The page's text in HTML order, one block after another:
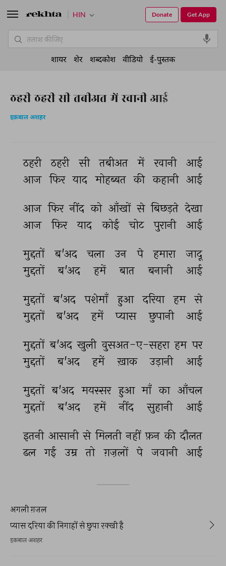
ठहरी ठहरी सी तबीअत में रवानी आई
इक़बाल अशहर
ठहरी ठहरी सी तबीअत में रवानी
आई
आज फिर याद मोहब्बत की कहानी आई
आज फिर नींद को आँखों से बिछड़ते देखा
आज
फिर याद कोई चोट पुरानी आई
मुद्दतों ब'अद चला उन पे हमारा
जादू
मुद्दतों
ब'अद हमें बात बनानी आई
मुद्दतों ब'अद पशेमाँ हुआ दरिया हम
से
मुद्दतों
ब'अद हमें प्यास छुपानी आई
मुद्दतों ब'अद खुली वुसअत-ए-सहरा हम पर
मुद्दतों
ब'अद हमें ख़ाक उड़ानी आई
मुद्दतों ब'अद मयस्सर हुआ माँ का आँचल
मुद्दतों
ब'अद हमें नींद सुहानी आई
इतनी आसानी से मिलती नहीं फ़न की दौलत
ढल गई उम्र तो ग़ज़लों पे जवानी आई
अगली ग़ज़ल
प्यास दरिया की निगाहों से छुपा रक्खी है
इक़बाल अशहर
HIN Get App
Donate
शायर शेर शब्दकोश वीडियो ई-पुस्तक